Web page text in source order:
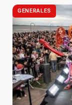
GENERALES